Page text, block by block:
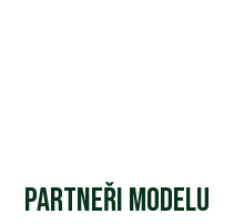
Partneři modelu